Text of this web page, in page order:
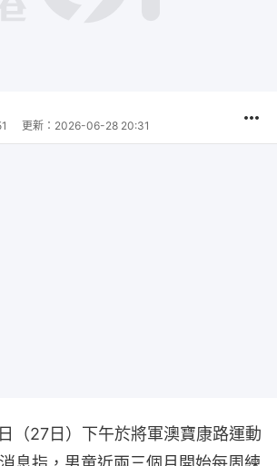
更新： 2026-06-28 20:31
（27日）下午於將軍澳寶康路運動